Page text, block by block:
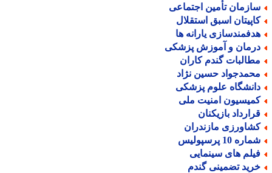
تأمین اجتماعی
اسبق استقلال
یارانه ها
و آموزش پزشکی
گندم کاران
حسین نژاد
علوم پزشکی
امنیت ملی
بازیکنان
مازندران
10 پرسپولیس
های سینمایی
تضمینی گندم